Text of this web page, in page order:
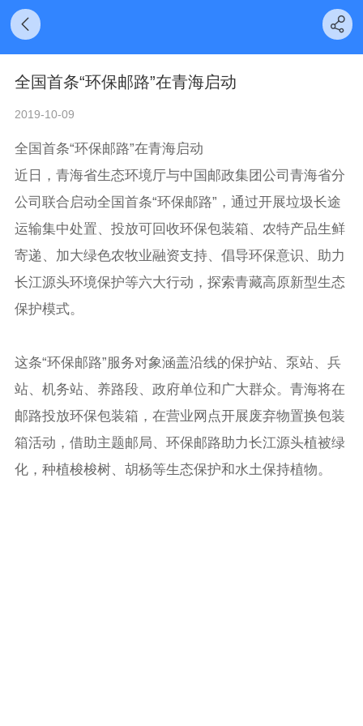
全国首条“环保邮路”在青海启动
2019-10-09
全国首条“环保邮路”在青海启动
近日，青海省生态环境厅与中国邮政集团公司青海省分
公司联合启动全国首条“环保邮路”，通过开展垃圾长途
运输集中处置、投放可回收环保包装箱、农特产品生鲜
寄递、加大绿色农牧业融资支持、倡导环保意识、助力
长江源头环境保护等六大行动，探索青藏高原新型生态
保护模式。
这条“环保邮路”服务对象涵盖沿线的保护站、泵站、兵
站、机务站、养路段、政府单位和广大群众。青海将在
邮路投放环保包装箱，在营业网点开展废弃物置换包装
箱活动，借助主题邮局、环保邮路助力长江源头植被绿
化，种植梭梭树、胡杨等生态保护和水土保持植物。